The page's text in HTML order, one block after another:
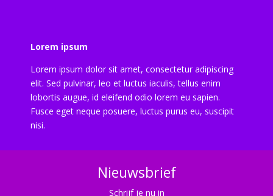
Lorem ipsum
Lorem ipsum dolor sit amet, consectetur adipiscing
elit. Sed pulvinar, leo et luctus iaculis, tellus enim
lobortis augue, id eleifend odio lorem eu sapien.
Fusce eget neque posuere, luctus purus eu, suscipit
nisi.
Nieuwsbrief
Schrijf je nu in